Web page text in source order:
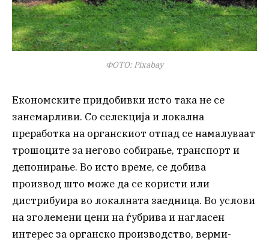
ФОТО: Pixabay
Економските придобивки исто така не се
занемарливи. Со селекција и локална
преработка на органскиот отпад се намалуваат
трошоците за негово собирање, транспорт и
депонирање. Во исто време, се добива
производ што може да се користи или
дистрибуира во локалната заедница. Во услови
на зголемени цени на ѓубрива и нагласен
интерес за органско производство, верми-